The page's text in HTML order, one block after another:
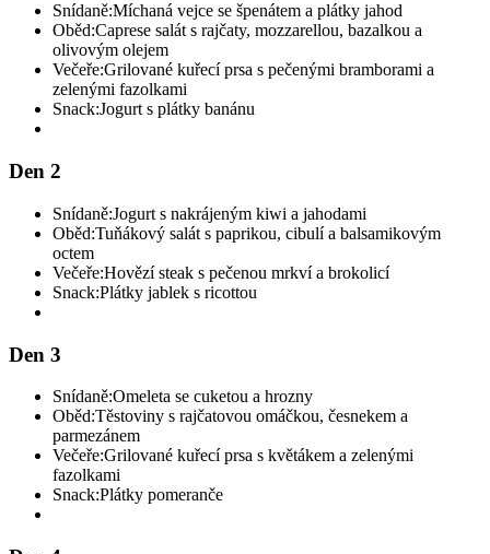
Snídaně:Míchaná vejce se špenátem a plátky jahod
Oběd:Caprese salát s rajčaty, mozzarellou, bazalkou a
olivovým olejem
Večeře:Grilované kuřecí prsa s pečenými bramborami a
zelenými fazolkami
Snack:Jogurt s plátky banánu
Den 2
Snídaně:Jogurt s nakrájeným kiwi a jahodami
Oběd:Tuňákový salát s paprikou, cibulí a balsamikovým
octem
Večeře:Hovězí steak s pečenou mrkví a brokolicí
Snack:Plátky jablek s ricottou
Den 3
Snídaně:Omeleta se cuketou a hrozny
Oběd:Těstoviny s rajčatovou omáčkou, česnekem a
parmezánem
Večeře:Grilované kuřecí prsa s květákem a zelenými
fazolkami
Snack:Plátky pomeranče